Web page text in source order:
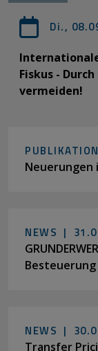
Di.,
Fiskus -
vermeiden!
Neuerungen
NEWS |
NEWS |
Transfer